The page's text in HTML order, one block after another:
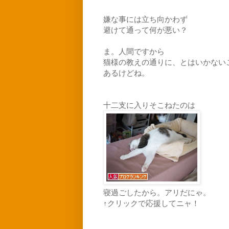
嫌な事には立ち向かわず
避けて通って何が悪い？
ま。人間ですから
猫様の教えの通りに、とはいかない
あるけどね。
十二支に入りそこねたのは
寝過ごしたから。アリだにゃ。
↑クリックで応援してニャ！